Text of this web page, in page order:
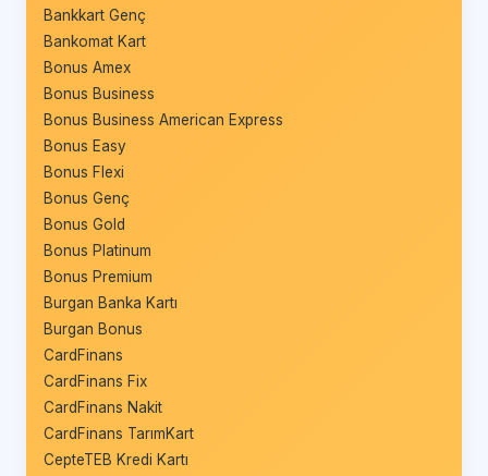
Bankkart Genç
Bankomat Kart
Bonus Amex
Bonus Business
Bonus Business American Express
Bonus Easy
Bonus Flexi
Bonus Genç
Bonus Gold
Bonus Platinum
Bonus Premium
Burgan Banka Kartı
Burgan Bonus
CardFinans
CardFinans Fix
CardFinans Nakit
CardFinans TarımKart
CepteTEB Kredi Kartı